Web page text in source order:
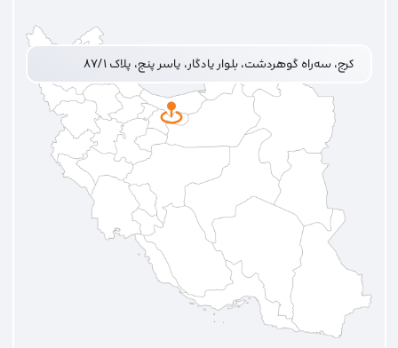
کرج، سه‌راه گوهردشت، بلوار یادگار، یاسر پنج، پلاک ۸۷/۱